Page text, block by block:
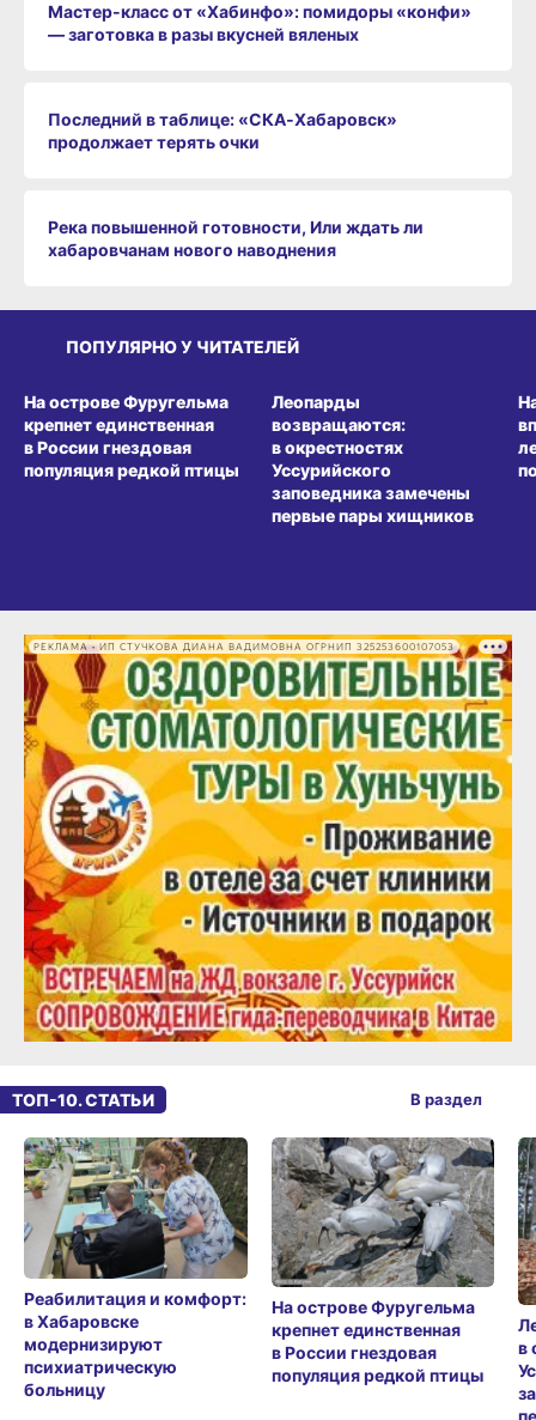
Мастер-класс от «Хабинфо»: помидоры «конфи»
— заготовка в разы вкусней вяленых
Последний в таблице: «СКА‑Хабаровск»
продолжает терять очки
Река повышенной готовности, Или ждать ли
хабаровчанам нового наводнения
ПОПУЛЯРНО У ЧИТАТЕЛЕЙ
На острове Фуругельма
крепнет единственная
в России гнездовая
популяция редкой птицы
Леопарды
возвращаются:
в окрестностях
Уссурийского
заповедника замечены
первые пары хищников
РЕКЛАМА • ИП СТУЧКОВА ДИАНА ВАДИМОВНА ОГРНИП 325253600107053
ТОП-10. СТАТЬИ
Реабилитация и комфорт:
в Хабаровске
модернизируют
психиатрическую
больницу
На острове Фуругельма
крепнет единственная
в России гнездовая
популяция редкой птицы
в
В раздел